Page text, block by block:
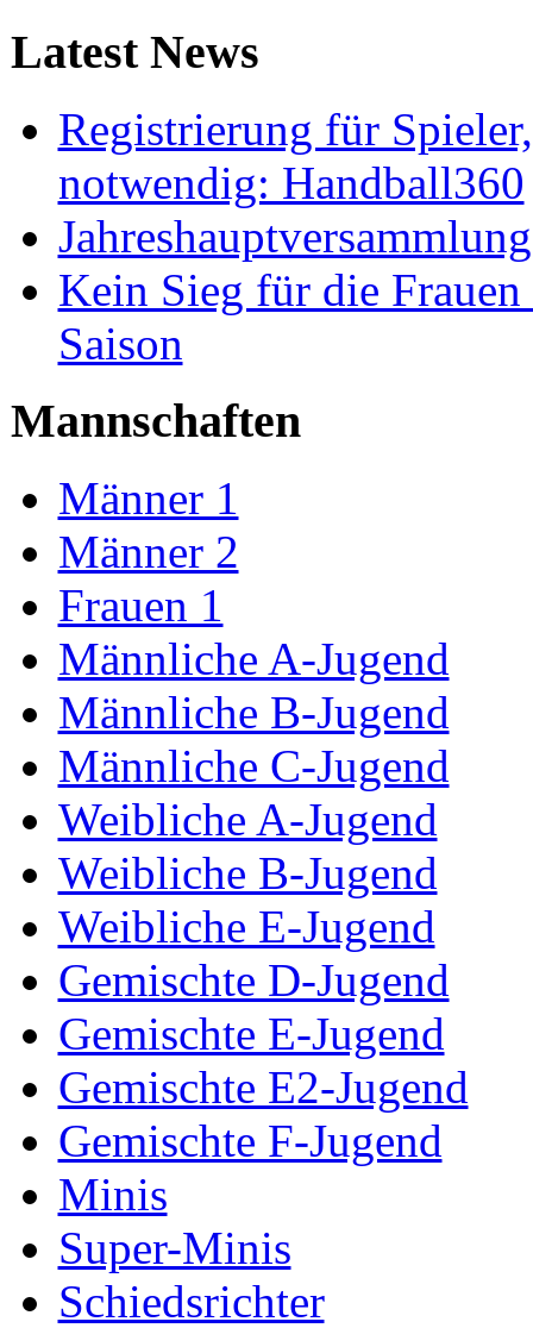
Latest News
Registrierung für
notwendig: Handball360
Kein Sieg für die
Saison
Mannschaften
Männer 1
Männer 2
Frauen 1
Männliche A-Jugend
Männliche B-Jugend
Männliche C-Jugend
Weibliche A-Jugend
Weibliche B-Jugend
Weibliche E-Jugend
Gemischte D-Jugend
Gemischte E-Jugend
Gemischte E2-Jugend
Gemischte F-Jugend
Minis
Super-Minis
Schiedsrichter